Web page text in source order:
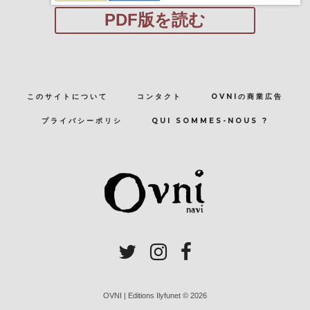
PDF版を読む
このサイトについて コンタクト OVNIの商業広告
プライバシーポリシ QUI SOMMES-NOUS ?
OVNI | Editions Ilyfunet © 2026